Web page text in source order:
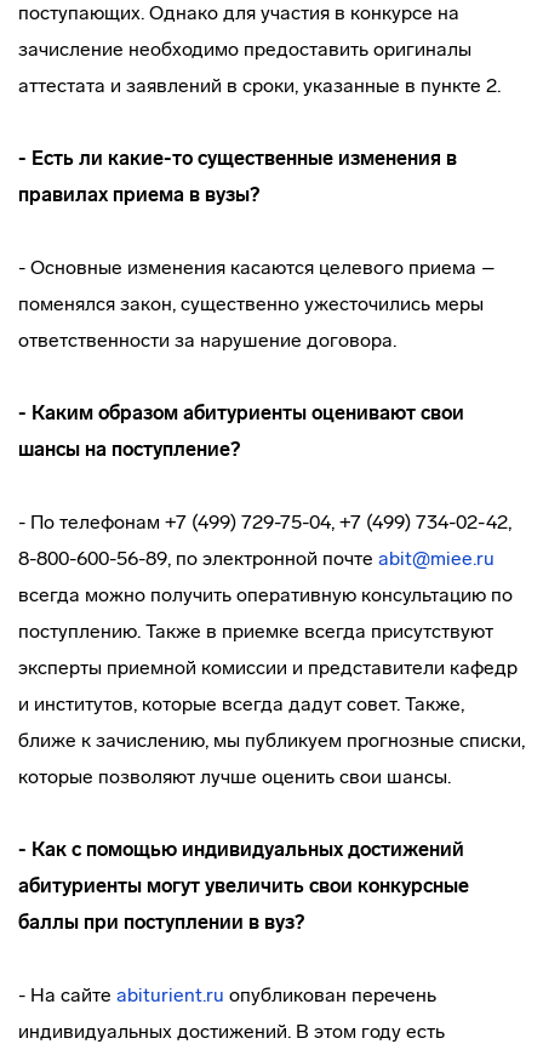
поступающих. Однако для участия в конкурсе на
зачисление необходимо предоставить оригиналы
аттестата и заявлений в сроки, указанные в пункте 2.
- Есть ли какие-то существенные изменения в
правилах приема в вузы?
- Основные изменения касаются целевого приема –
поменялся закон, существенно ужесточились меры
ответственности за нарушение договора.
- Каким образом абитуриенты оценивают свои
шансы на поступление?
- По телефонам +7 (499) 729-75-04, +7 (499) 734-02-42,
8-800-600-56-89, по электронной почте abit@miee.ru
всегда можно получить оперативную консультацию по
поступлению. Также в приемке всегда присутствуют
эксперты приемной комиссии и представители кафедр
и институтов, которые всегда дадут совет. Также,
ближе к зачислению, мы публикуем прогнозные списки,
которые позволяют лучше оценить свои шансы.
- Как с помощью индивидуальных достижений
абитуриенты могут увеличить свои конкурсные
баллы при поступлении в вуз?
- На сайте abiturient.ru опубликован перечень
индивидуальных достижений. В этом году есть